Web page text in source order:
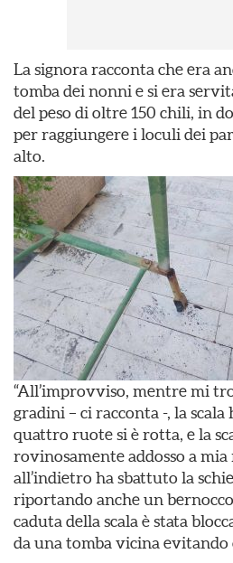
La signora racconta che era
tomba dei nonni e si era
del peso di oltre 150 chili, in
per raggiungere i loculi dei
alto.
“All’improvviso, mentre mi
gradini – ci racconta -, la
quattro ruote si è rotta, e la
rovinosamente addosso a mia
all’indietro ha sbattuto la
riportando anche un
caduta della scala è stata
da una tomba vicina evitando